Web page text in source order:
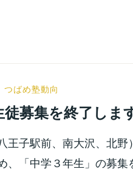
小
宮
位
之
つばめ塾動向
募集を終了しま
王子駅前、南大沢、北野
、「中学３年生」の募集